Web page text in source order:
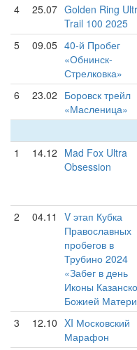
4 25.07 Golden Ring
Trail 100 2025
5 09.05 40-й Пробег
«Обнинск-
Стрелковка»
6 23.02 Боровск трейл
«Масленица»
1
14.12 Mad Fox Ultra
Obsession
2 04.11
V этап Кубка
Православных
пробегов в
Трубино 2024
«Забег в день
Иконы
Божией
3 12.10 XI Московский
Марафон